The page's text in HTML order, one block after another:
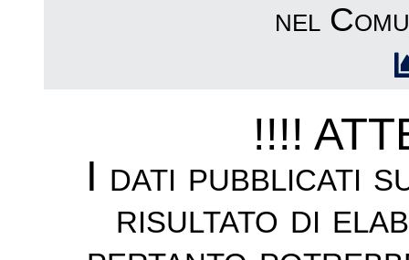
nel
!!!!
I dati pubblicati
risultato di